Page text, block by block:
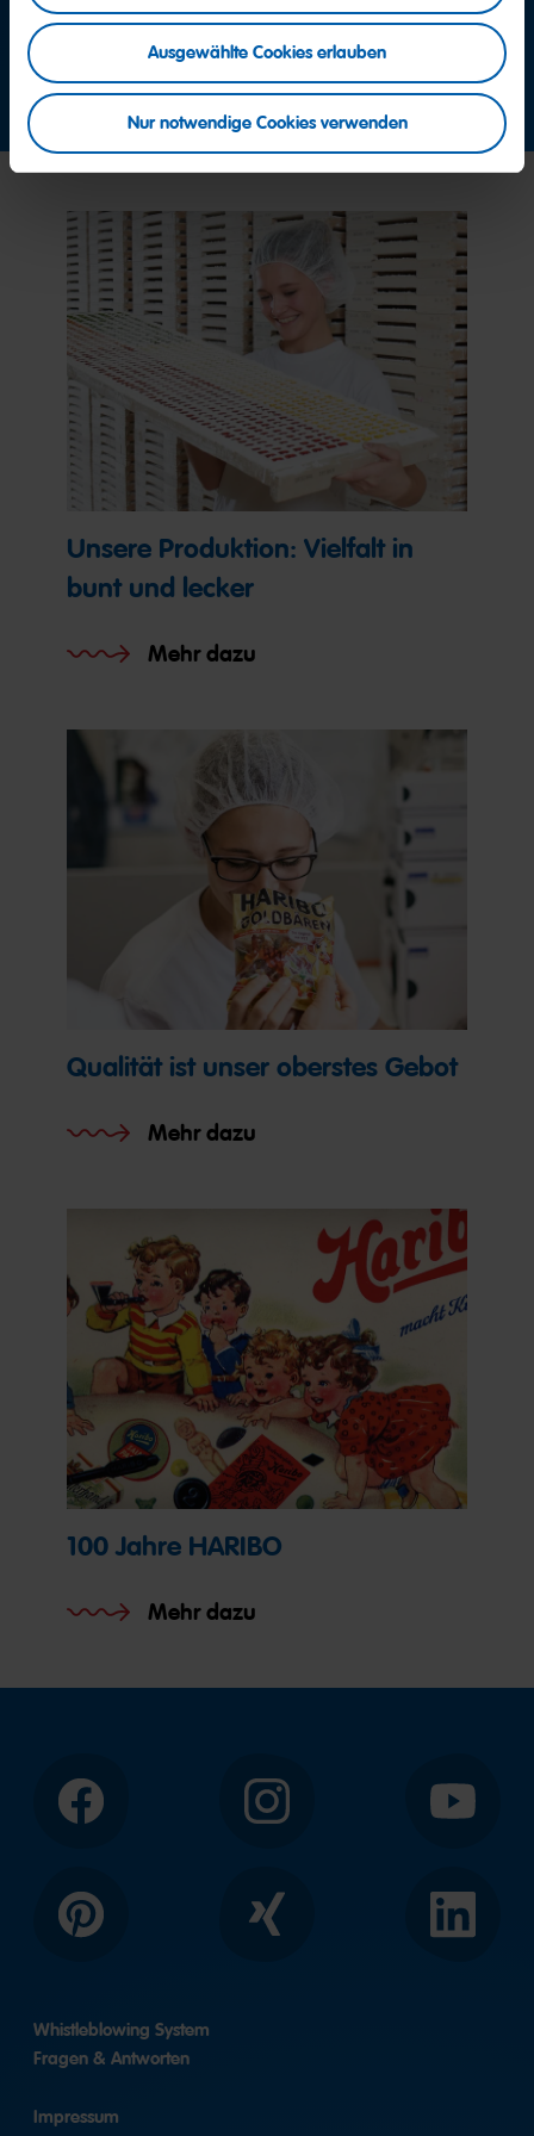
Ausgewählte Cookies erlauben
Nur notwendige Cookies verwenden
+49 2641 300 0
Jetzt Kontakt aufnehmen
Unsere Produktion: Vielfalt in
bunt und lecker
Mehr dazu
Qualität ist unser oberstes Gebot
Mehr dazu
100 Jahre HARIBO
Mehr dazu
Facebook Instagram YouTube
Pinterest Xing LinkedIn
Whistleblowing System
Fragen & Antworten
Impressum